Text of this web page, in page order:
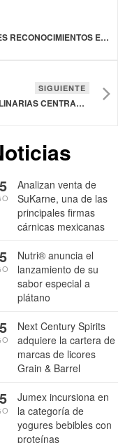
AZUL NATURAL BEEF LOGRA TRES RECONOCIMIENTOS EN EL WORLD STEAK CHALLENGE 2024
SIGUIENTE
NESTLÉ PRESENTA INNOVACIONES CULINARIAS CENTRADAS EN LAS PROTEÍNAS
Analizan venta de
SuKarne, una de las
principales firmas
cárnicas mexicanas
Nutri® anuncia el
lanzamiento de su
sabor especial a
plátano
Next Century Spirits
adquiere la cartera de
marcas de licores
Grain & Barrel
Jumex incursiona en
la categoría de
yogures bebibles con
proteínas